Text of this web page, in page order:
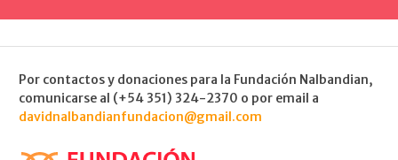
Por contactos y donaciones para la Fundación Nalbandian,
comunicarse al (+54 351) 324-2370 o por email a
davidnalbandianfundacion@gmail.com